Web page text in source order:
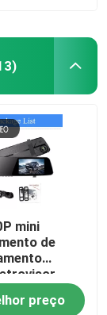
mini
de
carro
lente dupla
preço